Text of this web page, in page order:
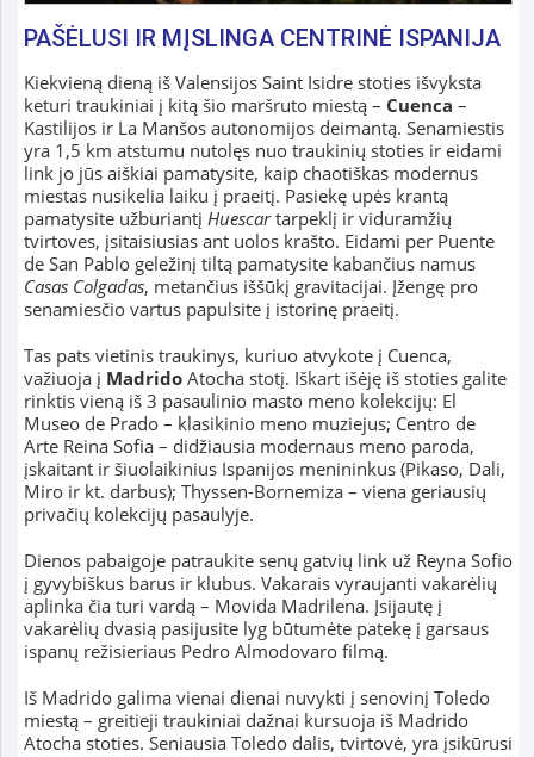
PAŠĖLUSI IR MĮSLINGA CENTRINĖ ISPANIJA
Kiekvieną dieną iš Valensijos Saint Isidre stoties išvyksta
keturi traukiniai į kitą šio maršruto miestą – Cuenca –
Kastilijos ir La Manšos autonomijos deimantą. Senamiestis
yra 1,5 km atstumu nutolęs nuo traukinių stoties ir eidami
link jo jūs aiškiai pamatysite, kaip chaotiškas modernus
miestas nusikelia laiku į praeitį. Pasiekę upės krantą
pamatysite užburiantį Huescartarpeklį ir viduramžių
tvirtoves, įsitaisiusias ant uolos krašto. Eidami per Puente
de San Pablo geležinį tiltą pamatysite kabančius namus
Casas Colgadas, metančius iššūkį gravitacijai. Įžengę pro
senamiesčio vartus papulsite į istorinę praeitį.
Tas pats vietinis traukinys, kuriuo atvykote į Cuenca,
važiuoja į MadridoAtocha stotį. Iškart išėję iš stoties galite
rinktis vieną iš 3 pasaulinio masto meno kolekcijų: El
Museo de Prado – klasikinio meno muziejus; Centro de
Arte Reina Sofia – didžiausia modernaus meno paroda,
įskaitant ir šiuolaikinius Ispanijos menininkus (Pikaso, Dali,
Miro ir kt. darbus); Thyssen-Bornemiza – viena geriausių
privačių kolekcijų pasaulyje.
Dienos pabaigoje patraukite senų gatvių link už Reyna Sofio
į gyvybiškus barus ir klubus. Vakarais vyraujanti vakarėlių
aplinka čia turi vardą – Movida Madrilena. Įsijautę į
vakarėlių dvasią pasijusite lyg būtumėte patekę į garsaus
ispanų režisieriaus Pedro Almodovaro filmą.
Iš Madrido galima vienai dienai nuvykti į senovinį Toledo
miestą – greitieji traukiniai dažnai kursuoja iš Madrido
Atocha stoties. Seniausia Toledo dalis, tvirtovė, yra įsikūrusi